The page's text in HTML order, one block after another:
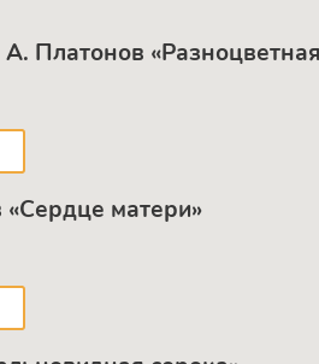
Платонов
матери»